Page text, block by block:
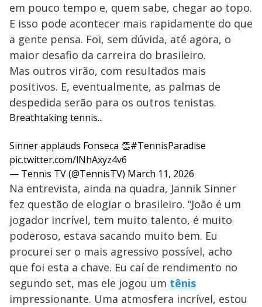
em pouco tempo e, quem sabe, chegar ao topo.
E isso pode acontecer mais rapidamente do que
a gente pensa. Foi, sem dúvida, até agora, o
maior desafio da carreira do brasileiro.
Mas outros virão, com resultados mais
positivos. E, eventualmente, as palmas de
despedida serão para os outros tenistas.
Breathtaking tennis...
Sinner applauds Fonseca 👏#TennisParadise
pic.twitter.com/lNhAxyz4v6
— Tennis TV (@TennisTV) March 11, 2026
Na entrevista, ainda na quadra, Jannik Sinner
fez questão de elogiar o brasileiro. “João é um
jogador incrível, tem muito talento, é muito
poderoso, estava sacando muito bem. Eu
procurei ser o mais agressivo possível, acho
que foi esta a chave. Eu caí de rendimento no
segundo set, mas ele jogou um tênis
impressionante. Uma atmosfera incrível, estou